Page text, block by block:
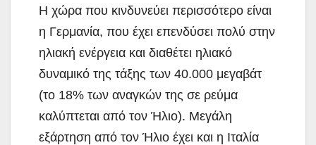
Η χώρα που κινδυνεύει περισσότερο είναι
η Γερμανία, που έχει επενδύσει πολύ στην
ηλιακή ενέργεια και διαθέτει ηλιακό
δυναμικό της τάξης των 40.000 μεγαβάτ
(το 18% των αναγκών της σε ρεύμα
καλύπτεται από τον Ήλιο). Μεγάλη
εξάρτηση από τον Ήλιο έχει και η Ιταλία